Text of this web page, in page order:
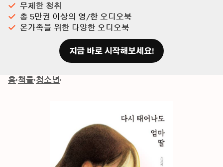
무제한 청취
총 5만권 이상의 영/한 오디오북
온가족을 위한 다양한 오디오북
지금 바로 시작해보세요!
홈 책들 청소년